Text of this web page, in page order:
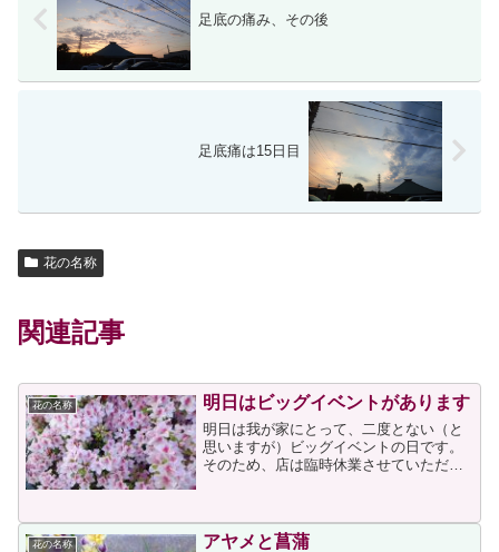
足底の痛み、その後
足底痛は15日目
花の名称
関連記事
花の名称 明日はビッグイベントがあります
明日は我が家にとって、二度とない（と
思いますが）ビッグイベントの日です。
そのため、店は臨時休業させていただき
ントを迎えるに当たり、私は20年ぶりく
らいに美容院に行きまし...
花の名称 アヤメと菖蒲